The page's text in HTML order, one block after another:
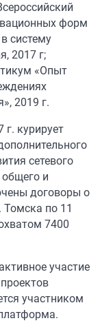
форм
систему
2017 г;
«Опыт
2019 г.
курирует
сетевого
и
договоры о
Томска по 11
7400
участие
участником